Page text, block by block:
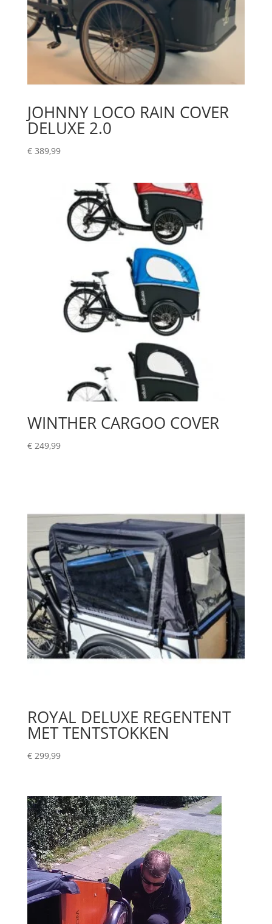
JOHNNY LOCO RAIN COVER
DELUXE 2.0
€389,99
WINTHER CARGOO COVER
€249,99
ROYAL DELUXE REGENTENT
MET TENTSTOKKEN
€299,99